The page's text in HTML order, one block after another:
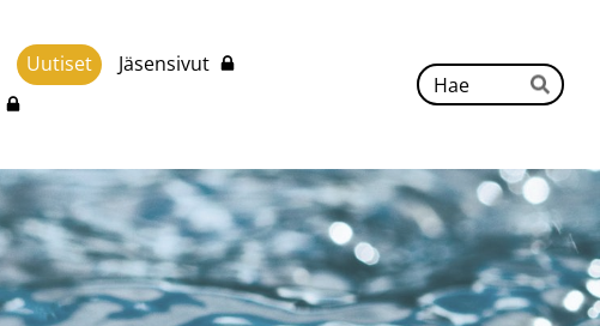
Uutiset
Jäsensivut
Hae